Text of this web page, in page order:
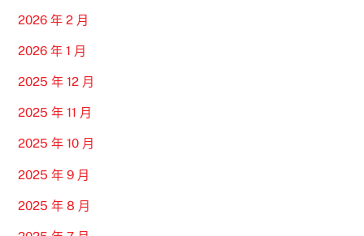
2026 年 2 月
2026 年 1 月
2025 年 12 月
2025 年 11 月
2025 年 10 月
2025 年 9 月
2025 年 8 月